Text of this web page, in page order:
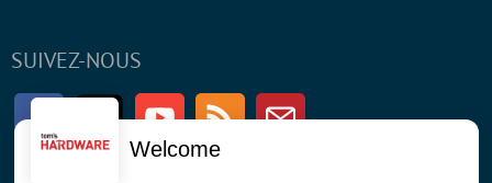
SUIVEZ-NOUS
FacebookTwitter Youtube RSS Newsletter
Welcome